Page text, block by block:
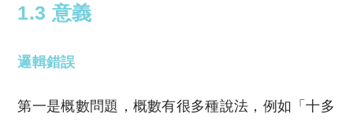
1.3 意義
邏輯錯誤
第一是概數問題，概數有很多種說法，例如「十多